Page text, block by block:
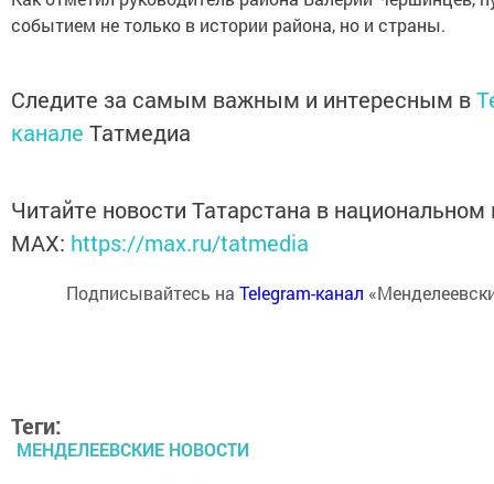
событием не только в истории района, но и страны.
Следите за самым важным и интересным в
канале Татмедиа
Читайте новости Татарстана в
MАХ: https://max.ru/tatmedia
Подписывайтесь на Telegram-канал
Теги:
МЕНДЕЛЕЕВСКИЕ НОВОСТИ